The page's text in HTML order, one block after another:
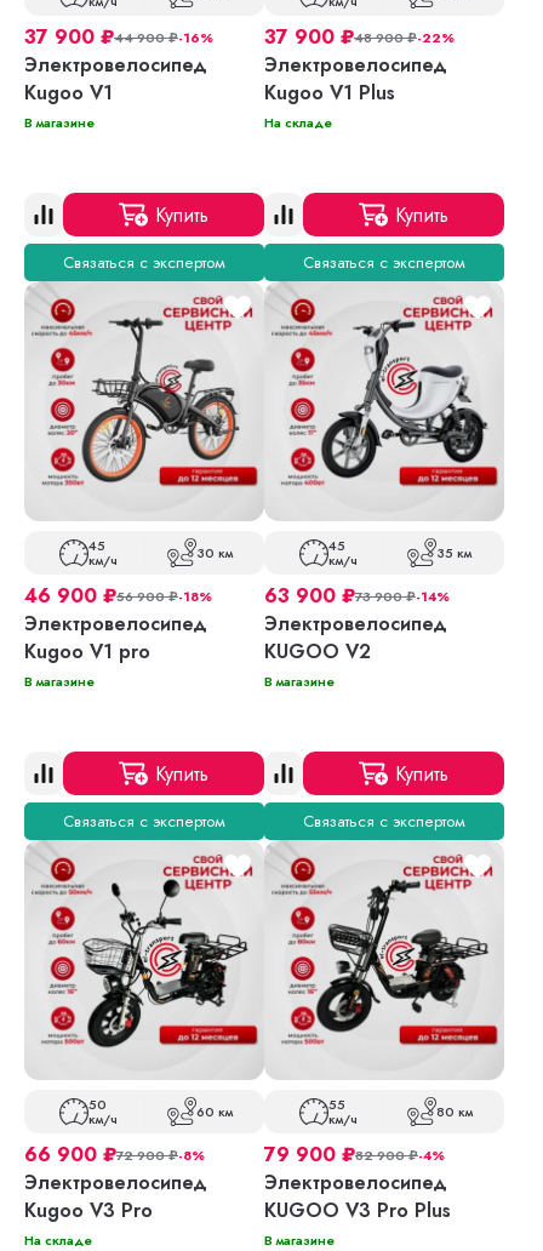
37 900 ₽44 900₽-16%
Электровелосипед
Kugoo V1
В магазине
Купить
Связаться с экспертом
37 900 ₽48 900₽-22%
Электровелосипед
Kugoo V1 Plus
На складе
Купить
Связаться с экспертом
45
км/ч 30 км
46 900 ₽56 900₽-18%
Электровелосипед
Kugoo V1 pro
В магазине
Купить
Связаться с экспертом
45
км/ч 35 км
63 900 ₽73 900₽-14%
Электровелосипед
KUGOO V2
В магазине
Купить
Связаться с экспертом
50
км/ч 60 км
66 900 ₽72 900₽-8%
Электровелосипед
Kugoo V3 Pro
На складе
55
км/ч 80 км
79 900 ₽82 900₽-4%
Электровелосипед
KUGOO V3 Pro Plus
В магазине